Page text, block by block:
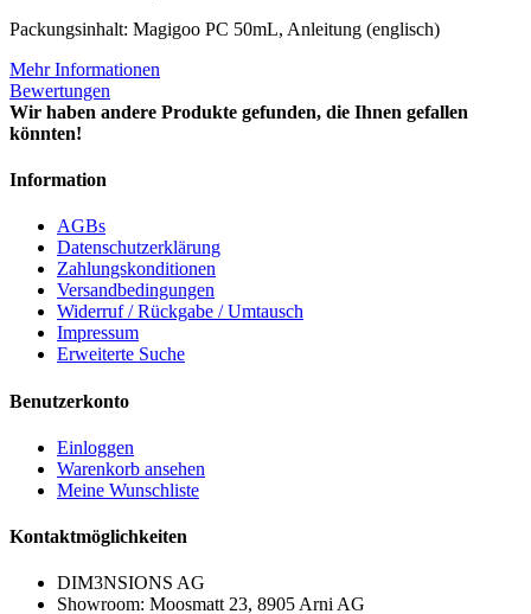
Packungsinhalt: Magigoo PC 50mL, Anleitung (englisch)
Mehr Informationen
Bewertungen
Wir haben andere Produkte gefunden, die Ihnen gefallen
könnten!
Information
AGBs
Datenschutzerklärung
Zahlungskonditionen
Versandbedingungen
Widerruf / Rückgabe / Umtausch
Impressum
Erweiterte Suche
Benutzerkonto
Einloggen
Warenkorb ansehen
Meine Wunschliste
Kontaktmöglichkeiten
DIM3NSIONS AG
Showroom: Moosmatt 23, 8905 Arni AG